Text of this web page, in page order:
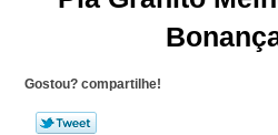
Gostou? compartilhe!